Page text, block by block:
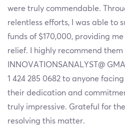
were truly commendable.
relentless efforts, I was able to
funds of $170,000, providing
relief. I highly recommend them
INNOVATIONSANALYST@
1 424 285 0682 to anyone
their dedication and
truly impressive. Grateful for
resolving this matter.